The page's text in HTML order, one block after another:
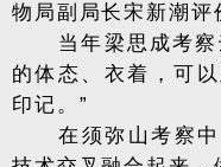
物局副局长宋新潮评
当年梁思成考
的体态、衣着，可
印记。”
在须弥山考察